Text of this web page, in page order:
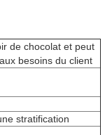
de chocolat et peut
besoins du client
stratification